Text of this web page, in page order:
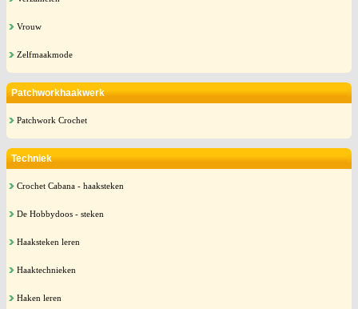
Vrouw
Zelfmaakmode
Patchworkhaakwerk
Patchwork Crochet
Techniek
Crochet Cabana - haaksteken
De Hobbydoos - steken
Haaksteken leren
Haaktechnieken
Haken leren